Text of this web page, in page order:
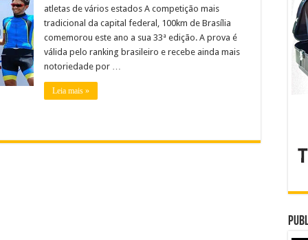
atletas de vários estados A competição mais
tradicional da capital federal, 100km de Brasília
comemorou este ano a sua 33ª edição. A prova é
válida pelo ranking brasileiro e recebe ainda mais
notoriedade por …
Leia mais »